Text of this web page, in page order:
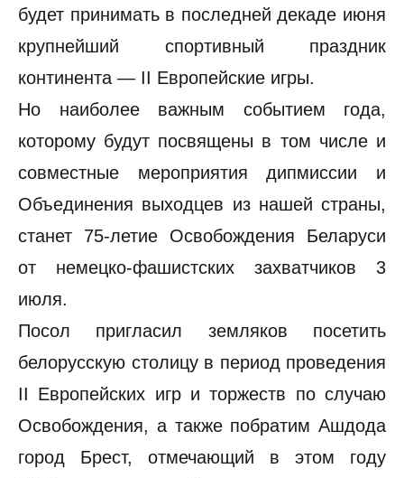
будет принимать в последней декаде июня
крупнейший спортивный праздник
континента — II Европейские игры.
Но наиболее важным событием года,
которому будут посвящены в том числе и
совместные мероприятия дипмиссии и
Объединения выходцев из нашей страны,
станет 75-летие Освобождения Беларуси
от немецко-фашистских захватчиков 3
июля.
Посол пригласил земляков посетить
белорусскую столицу в период проведения
II Европейских игр и торжеств по случаю
Освобождения, а также побратим Ашдода
город Брест, отмечающий в этом году